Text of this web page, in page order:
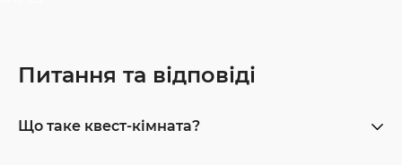
Питання та відповіді
Що таке квест-кімната?